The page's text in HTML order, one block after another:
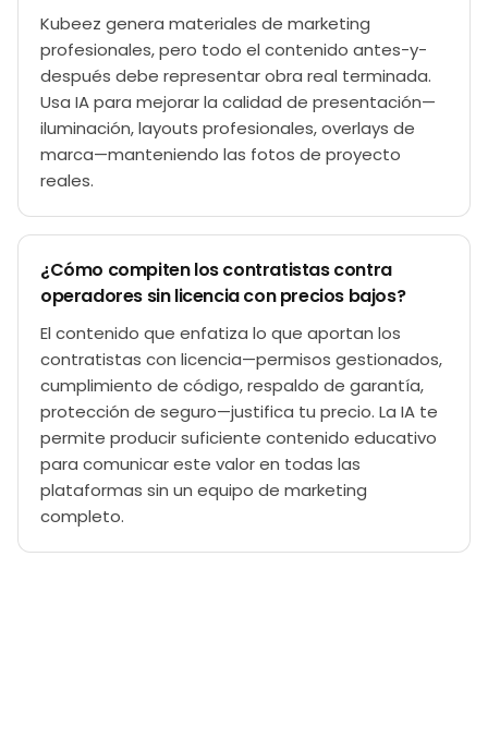
Kubeez genera materiales de marketing
profesionales, pero todo el contenido antes-y-
después debe representar obra real terminada.
Usa IA para mejorar la calidad de presentación—
iluminación, layouts profesionales, overlays de
marca—manteniendo las fotos de proyecto
reales.
¿Cómo compiten los contratistas contra
operadores sin licencia con precios bajos?
El contenido que enfatiza lo que aportan los
contratistas con licencia—permisos gestionados,
cumplimiento de código, respaldo de garantía,
protección de seguro—justifica tu precio. La IA te
permite producir suficiente contenido educativo
para comunicar este valor en todas las
plataformas sin un equipo de marketing
completo.